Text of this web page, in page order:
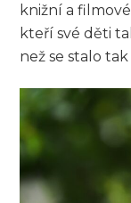
knižní a
kteří své děti
než se stalo